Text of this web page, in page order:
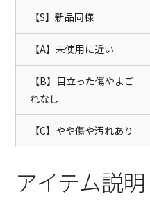
【S】新品同様
【A】未使用に近い
【B】目立った傷やよご
れなし
【C】やや傷や汚れあり
アイテム説明